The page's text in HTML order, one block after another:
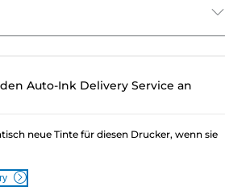
Auto-Ink Delivery Service an
neue Tinte für diesen Drucker, wenn sie